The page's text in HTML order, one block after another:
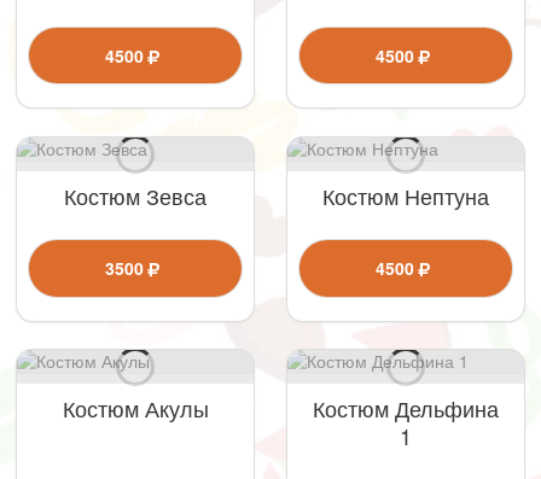
4500 4500
Костюм Зевса
3500
Костюм Нептуна
4500
Костюм Акулы
Костюм Дельфина
1